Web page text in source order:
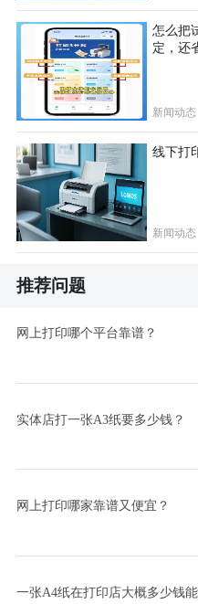
怎么把
定，还
新闻动态
线下打
新闻动态
推荐问题
网上打印哪个平台靠谱？
实体店打一张A3纸要多少钱？
网上打印哪家靠谱又便宜？
一张A4纸在打印店大概多少钱